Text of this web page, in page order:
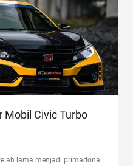
Mobil Civic Turbo
lama menjadi primadona